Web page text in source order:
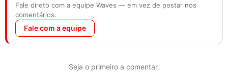
Fale direto com a equipe Waves — em vez de postar nos
comentários.
Fale com a equipe
Seja o primeiro a comentar.